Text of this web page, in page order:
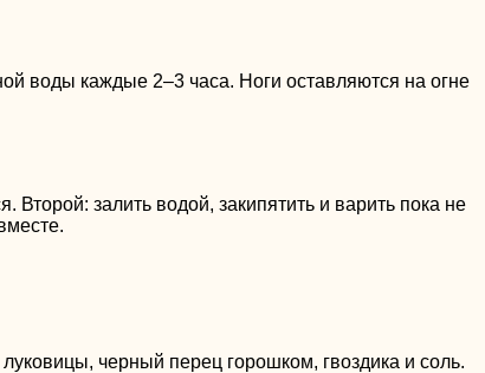
воды каждые 2–3 часа. Ноги оставляются на огне
залить водой, закипятить и варить пока не
черный перец горошком, гвоздика и соль.